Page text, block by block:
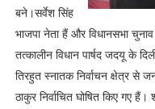
बने।सर्वेश सिंह
भाजपा नेता हैं और विधानसभा
तत्कालीन विधान पार्षद जदयू के
तिरहुत स्नातक निर्वाचन क्षेत्र से
ठाकुर निर्वाचित घोषित किए गए हैं।